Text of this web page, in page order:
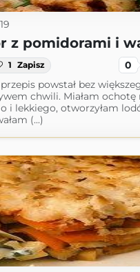
z pomidorami i
1 Zapisz 0
powstał bez
chwili. Miałam ochotę
i lekkiego, otworzyłam
(...)